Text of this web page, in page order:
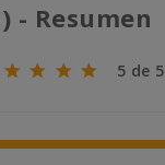
- Resumen
5 de 5
100% (1)